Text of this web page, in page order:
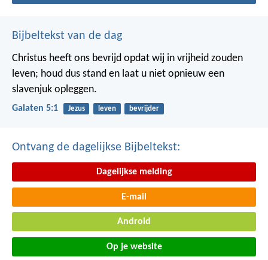
Bijbeltekst van de dag
Christus heeft ons bevrijd opdat wij in vrijheid zouden
leven; houd dus stand en laat u niet opnieuw een
slavenjuk opleggen.
Galaten 5:1 Jezus leven bevrijder
Ontvang de dagelijkse Bijbeltekst:
Dagelijkse melding
E-mail
Android
Op je website